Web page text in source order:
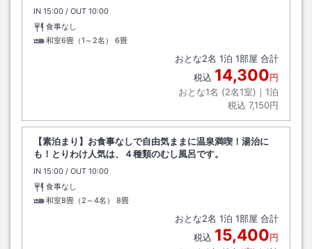
IN チェックイン
15:00 / OUT チェックアウト
10:00
食事なし
和室6畳（1～2名）
6畳
おとな2名 1泊 1部屋 合計
税込 14,300円
おとな1名 (2名1室)｜ 1泊
税込 7,150円
【素泊まり】お食事なしで自由気ままに温泉満喫！湯治に
も！とりわけ人気は、４種類のむし風呂です。
IN チェックイン
15:00 / OUT チェックアウト
10:00
食事なし
和室8畳（2～4名）
8畳
おとな2名 1泊 1部屋 合計
税込 15,400円